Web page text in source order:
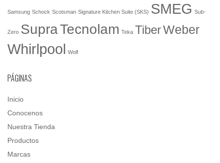
Samsung Schock Scotsman Signature Kitchen Suite (SKS) SMEG Sub-
Zero SupraTecnolam Teka TiberWeber
Whirlpool Wolf
PÁGINAS
Inicio
Conocenos
Nuestra Tienda
Productos
Marcas